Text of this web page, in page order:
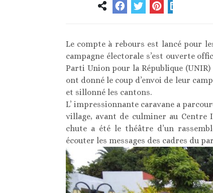
Le compte à rebours est lancé pour
campagne électorale s’est ouverte
Parti Union pour la République (UNIR)
ont donné le coup d’envoi de leur
et sillonné les cantons.
L’ impressionnante caravane a
village, avant de culminer au Centre
chute a été le théâtre d’un
écouter les messages des cadres du